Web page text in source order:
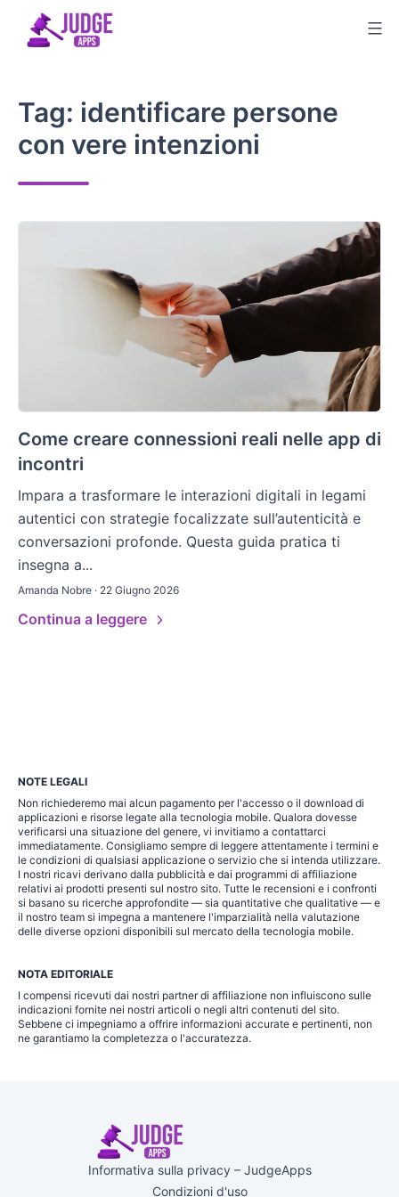
Tag: identificare persone
con vere intenzioni
Come creare connessioni reali nelle app di
incontri
Impara a trasformare le interazioni digitali in legami
autentici con strategie focalizzate sull’autenticità e
conversazioni profonde. Questa guida pratica ti
insegna a...
Amanda Nobre · 22 Giugno 2026
Continua a leggere
NOTE LEGALI
Non richiederemo mai alcun pagamento per l'accesso o il download di
applicazioni e risorse legate alla tecnologia mobile. Qualora dovesse
verificarsi una situazione del genere, vi invitiamo a contattarci
immediatamente. Consigliamo sempre di leggere attentamente i termini e
le condizioni di qualsiasi applicazione o servizio che si intenda utilizzare.
I nostri ricavi derivano dalla pubblicità e dai programmi di affiliazione
relativi ai prodotti presenti sul nostro sito. Tutte le recensioni e i confronti
si basano su ricerche approfondite — sia quantitative che qualitative — e
il nostro team si impegna a mantenere l'imparzialità nella valutazione
delle diverse opzioni disponibili sul mercato della tecnologia mobile.
NOTA EDITORIALE
I compensi ricevuti dai nostri partner di affiliazione non influiscono sulle
indicazioni fornite nei nostri articoli o negli altri contenuti del sito.
Sebbene ci impegniamo a offrire informazioni accurate e pertinenti, non
ne garantiamo la completezza o l'accuratezza.
Informativa sulla privacy – JudgeApps
Condizioni d'uso